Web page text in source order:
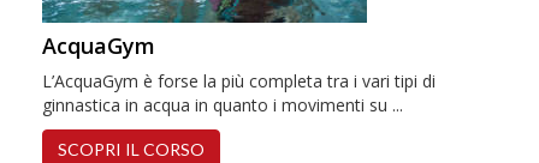
AcquaGym
L’AcquaGym è forse la più completa tra i vari tipi di
ginnastica in acqua in quanto i movimenti su ...
SCOPRI IL CORSO